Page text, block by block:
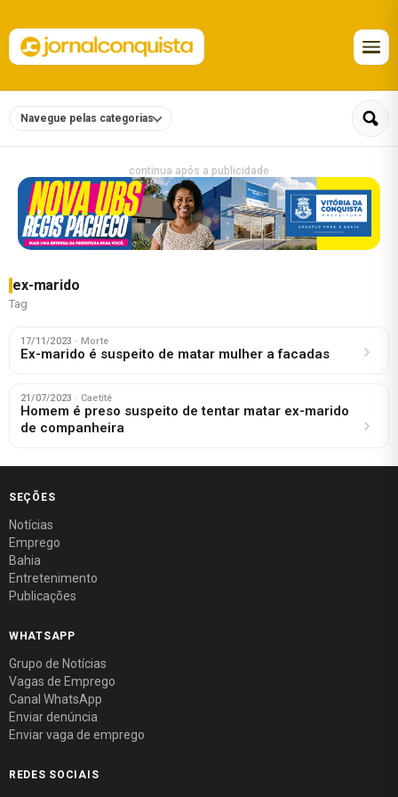
Navegue pelas categorias
continua após a publicidade
ex-marido
Tag
17/11/2023 · Morte
Ex-marido é suspeito de matar mulher a facadas
21/07/2023 · Caetité
Homem é preso suspeito de tentar matar ex-marido
de companheira
SEÇÕES
Notícias
Emprego
Bahia
Entretenimento
Publicações
WHATSAPP
Grupo de Notícias
Vagas de Emprego
Canal WhatsApp
Enviar denúncia
Enviar vaga de emprego
REDES SOCIAIS